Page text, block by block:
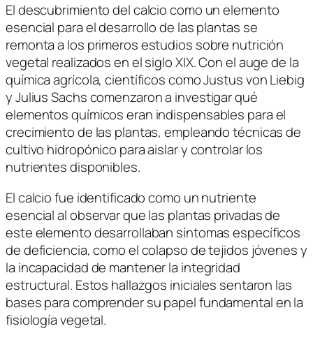
El descubrimiento del calcio como un elemento
esencial para el desarrollo de las plantas se
remonta a los primeros estudios sobre nutrición
vegetal realizados en el siglo XIX. Con el auge de la
química agrícola, científicos como Justus von Liebig
y Julius Sachs comenzaron a investigar qué
elementos químicos eran indispensables para el
crecimiento de las plantas, empleando técnicas de
cultivo hidropónico para aislar y controlar los
nutrientes disponibles.
El calcio fue identificado como un nutriente
esencial al observar que las plantas privadas de
este elemento desarrollaban síntomas específicos
de deficiencia, como el colapso de tejidos jóvenes y
la incapacidad de mantener la integridad
estructural. Estos hallazgos iniciales sentaron las
bases para comprender su papel fundamental en la
fisiología vegetal.